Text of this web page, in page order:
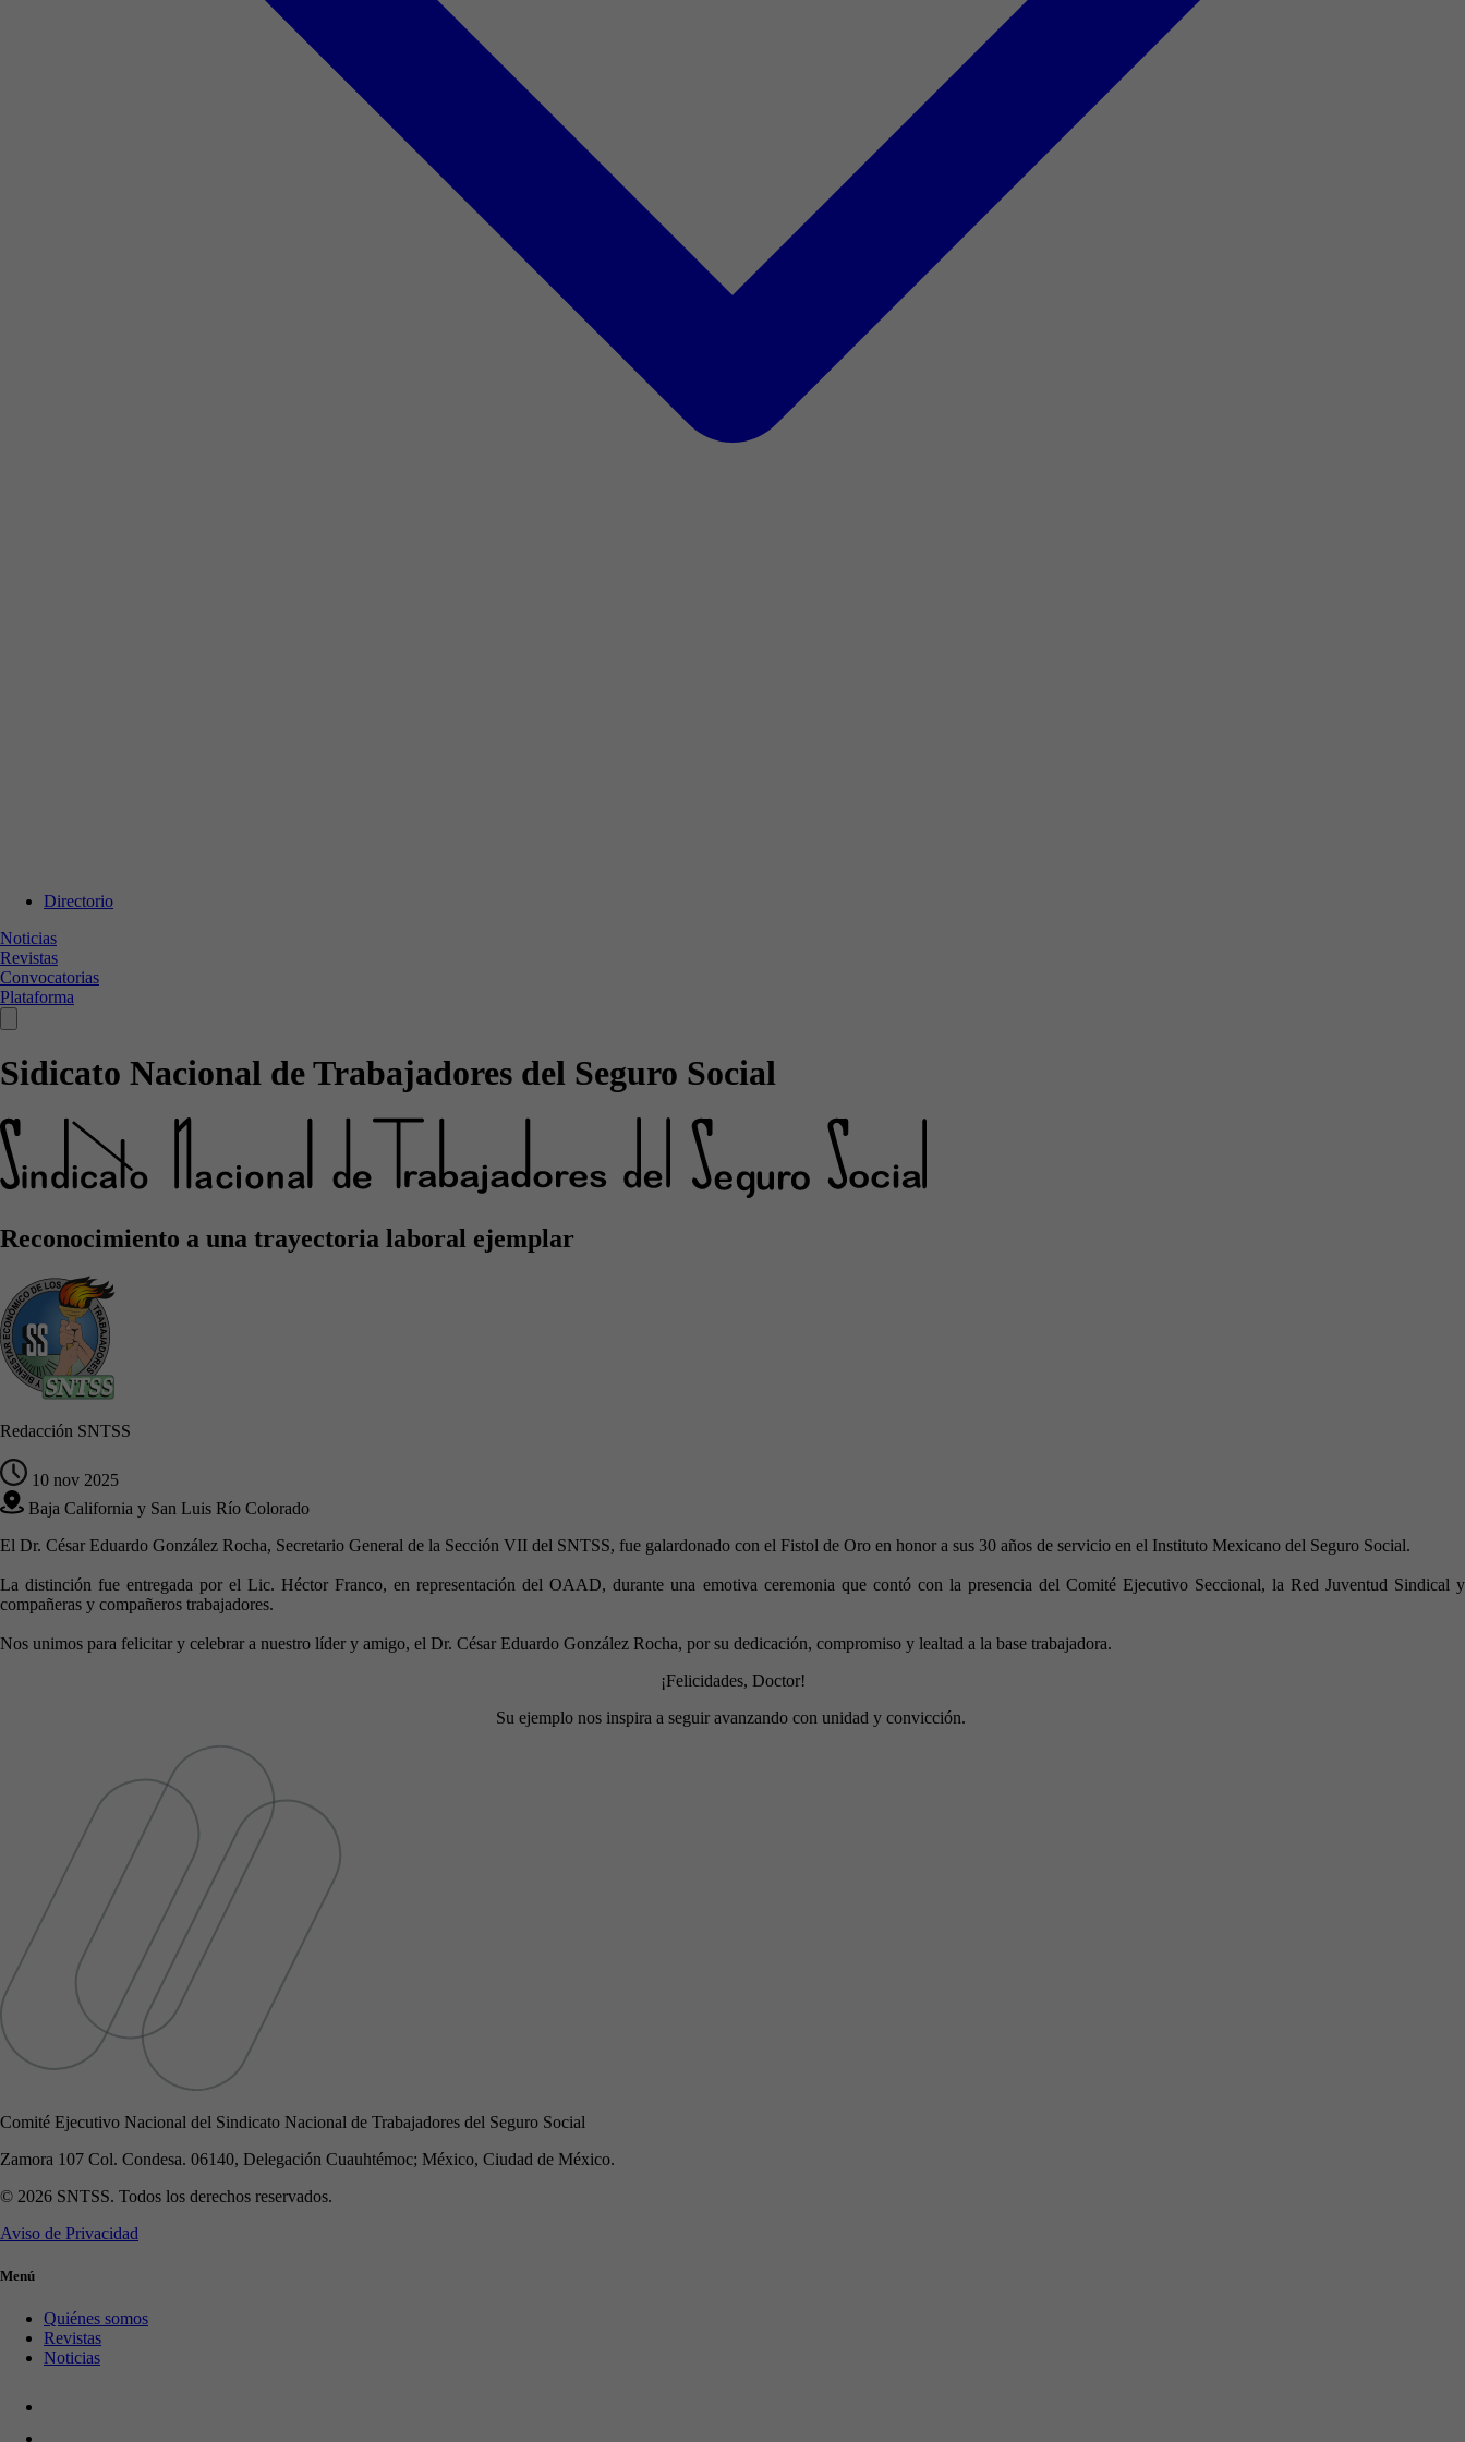
Directorio
Noticias
Revistas
Convocatorias
Plataforma
Sidicato Nacional de Trabajadores del Seguro Social
Reconocimiento a una trayectoria laboral ejemplar
Redacción SNTSS
10 nov 2025
Baja California y San Luis Río Colorado
El Dr. César Eduardo González Rocha, Secretario General de la Sección VII del SNTSS, fue galardonado con el Fistol de Oro en honor a sus 30 años de servicio en el Instituto Mexicano del Seguro Social.
La distinción fue entregada por el Lic. Héctor Franco, en representación del OAAD, durante una emotiva ceremonia que contó con la presencia del Comité Ejecutivo Seccional, la Red Juventud Sindical y
compañeras y compañeros trabajadores.
Nos unimos para felicitar y celebrar a nuestro líder y amigo, el Dr. César Eduardo González Rocha, por su dedicación, compromiso y lealtad a la base trabajadora.
¡Felicidades, Doctor!
Su ejemplo nos inspira a seguir avanzando con unidad y convicción.
Comité Ejecutivo Nacional del Sindicato Nacional de Trabajadores del Seguro Social
Zamora 107 Col. Condesa. 06140, Delegación Cuauhtémoc; México, Ciudad de México.
© 2026 SNTSS. Todos los derechos reservados.
Aviso de Privacidad
Menú
Quiénes somos
Revistas
Noticias